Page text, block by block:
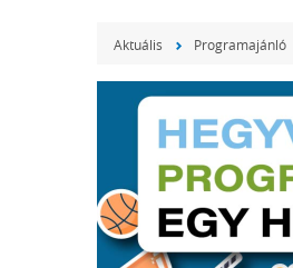
Aktuális Programajánló